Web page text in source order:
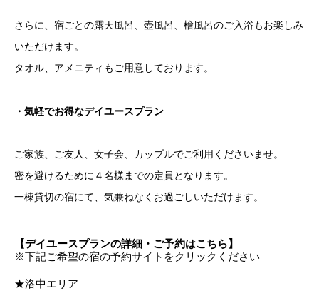
さらに、宿ごとの露天風呂、壺風呂、檜風呂のご入浴もお楽しみ
いただけます。
タオル、アメニティもご用意しております。
・気軽でお得なデイユースプラン
ご家族、ご友人、女子会、カップルでご利用くださいませ。
密を避けるために４名様までの定員となります。
一棟貸切の宿にて、気兼ねなくお過ごしいただけます。
【デイユースプランの詳細・ご予約はこちら】
※下記ご希望の宿の予約サイトをクリックください
★洛中エリア